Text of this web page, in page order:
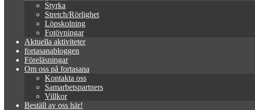
Styrka
Stretch/Rörlighet
Löpskolning
Fotövningar
Aktuella aktiviteter
fortasanabloggen
Föreläsningar
Om oss på fortasana
Kontakta oss
Samarbetspartners
Villkor
Beställ av oss här!